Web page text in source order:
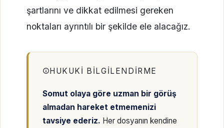
şartlarını ve dikkat edilmesi gereken
noktaları ayrıntılı bir şekilde ele alacağız.
HUKUKI BILGILENDIRME
Somut olaya göre uzman bir görüş
almadan hareket etmemenizi
tavsiye ederiz. Her dosyanın kendine